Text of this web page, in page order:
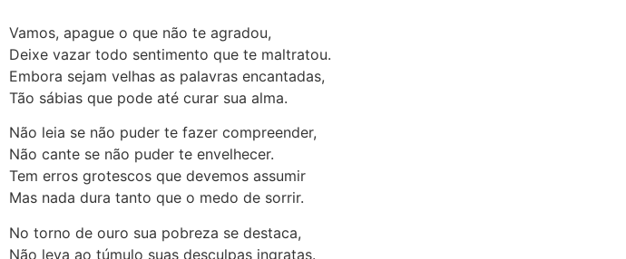
Vamos, apague o que não te agradou,
Deixe vazar todo sentimento que te maltratou.
Embora sejam velhas as palavras encantadas,
Tão sábias que pode até curar sua alma.
Não leia se não puder te fazer compreender,
Não cante se não puder te envelhecer.
Tem erros grotescos que devemos assumir
Mas nada dura tanto que o medo de sorrir.
No torno de ouro sua pobreza se destaca,
Não leva ao túmulo suas desculpas ingratas.